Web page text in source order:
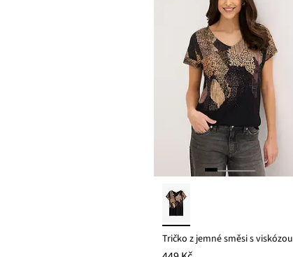
Tričko z jemné směsi s viskózou